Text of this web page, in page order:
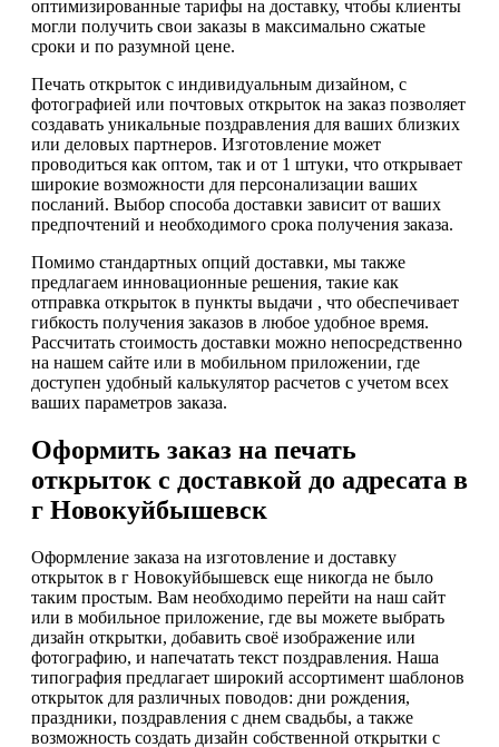
оптимизированные тарифы на доставку, чтобы клиенты
могли получить свои заказы в максимально сжатые
сроки и по разумной цене.
Печать открыток с индивидуальным дизайном, с
фотографией или почтовых открыток на заказ позволяет
создавать уникальные поздравления для ваших близких
или деловых партнеров. Изготовление может
проводиться как оптом, так и от 1 штуки, что открывает
широкие возможности для персонализации ваших
посланий. Выбор способа доставки зависит от ваших
предпочтений и необходимого срока получения заказа.
Помимо стандартных опций доставки, мы также
предлагаем инновационные решения, такие как
отправка открыток в пункты выдачи , что обеспечивает
гибкость получения заказов в любое удобное время.
Рассчитать стоимость доставки можно непосредственно
на нашем сайте или в мобильном приложении, где
доступен удобный калькулятор расчетов с учетом всех
ваших параметров заказа.
Оформить заказ на печать
открыток с доставкой до адресата в
г Новокуйбышевск
Оформление заказа на изготовление и доставку
открыток в г Новокуйбышевск еще никогда не было
таким простым. Вам необходимо перейти на наш сайт
или в мобильное приложение, где вы можете выбрать
дизайн открытки, добавить своё изображение или
фотографию, и напечатать текст поздравления. Наша
типография предлагает широкий ассортимент шаблонов
открыток для различных поводов: дни рождения,
праздники, поздравления с днем свадьбы, а также
возможность создать дизайн собственной открытки с